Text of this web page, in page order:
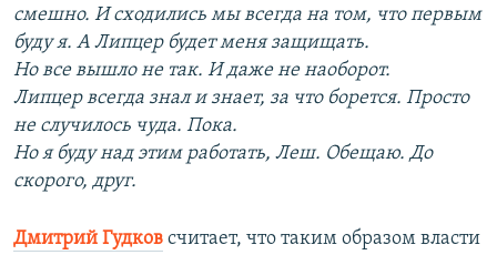
смешно. И сходились мы всегда на том, что первым
буду я. А Липцер будет меня защищать.
Но все вышло не так. И даже не наоборот.
Липцер всегда знал и знает, за что борется. Просто
не случилось чуда. Пока.
Но я буду над этим работать, Леш. Обещаю. До
скорого, друг.
Дмитрий Гудков считает, что таким образом власти